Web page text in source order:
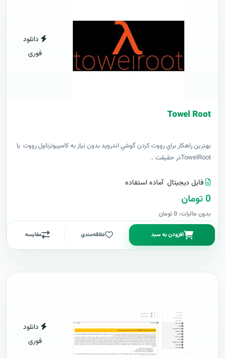
دانلود
فوری
Towel Root
بهترين راهکار براي رووت کردن گوشي اندرويد بدون نياز به کامپيوترتاول رووت يا
TowelRootدر حقيقت ..
فایل دیجیتال آماده استفاده
0 تومان
بدون مالیات: 0 تومان
افزودن به سبد علاقه‌مندی مقایسه
دانلود
فوری